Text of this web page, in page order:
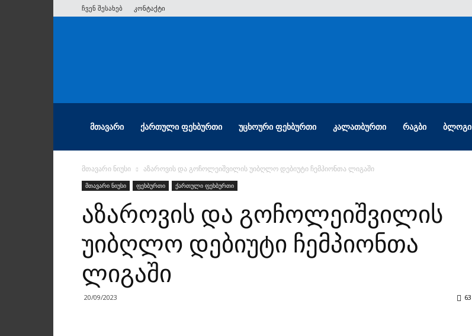
ჩვენ შესახებ კონტაქტი
ᲛᲗᲐᲕᲐᲠᲘ ᲥᲐᲠᲗᲣᲚᲘ ᲤᲔᲮᲑᲣᲠᲗᲘ ᲣᲪᲮᲝᲣᲠᲘ ᲤᲔᲮᲑᲣᲠᲗᲘ ᲙᲐᲚᲐᲗᲑᲣᲠᲗᲘ ᲠᲐᲒᲑᲘ ᲑᲚᲝᲒᲘ
მთავარი ნიუსი აზაროვის და გოჩოლეიშვილის უიბღლო დებიუტი ჩემპიონთა ლიგაში
მთავარი ნიუსი ფეხბურთი ქართული ფეხბურთი
აზაროვის და გოჩოლეიშვილის
უიბღლო დებიუტი ჩემპიონთა
ლიგაში
20/09/2023 63